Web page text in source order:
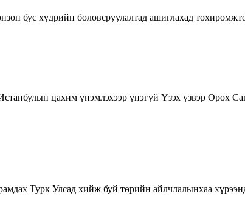
бус хүдрийн боловсруулалтад ашиглахад
цахим үнэмлэхээр үнэгүй Үзэх үзвэр Орох
Турк Улсад хийж буй төрийн айлчлалынхаа